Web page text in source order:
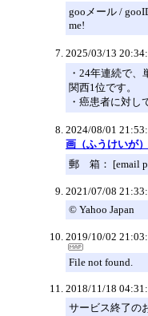
gooメール /
me!
2025/03/13
・24年連続で、
関西1位です。
・癌患者に対し
2024/08/01
画（ふうけいが）
郵 箱： [email
2021/07/08
© Yahoo Japan
2019/10/02
File not found.
2018/11/18
サービス終了の